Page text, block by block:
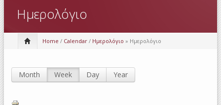
Ημερολόγιο
Home / Calendar / Ημερολόγιο » Ημερολόγιο
Month Week (active tab)
Day Year